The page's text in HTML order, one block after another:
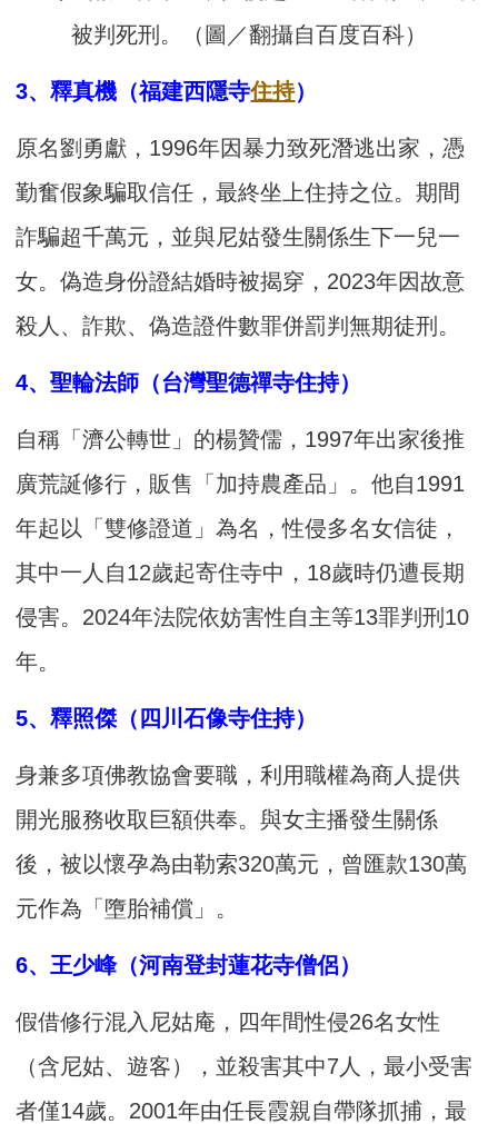
被判死刑。（圖／翻攝自百度百科）
3、釋真機（福建西隱寺住持）
原名劉勇獻，1996年因暴力致死潛逃出家，憑
勤奮假象騙取信任，最終坐上住持之位。期間
詐騙超千萬元，並與尼姑發生關係生下一兒一
女。偽造身份證結婚時被揭穿，2023年因故意
殺人、詐欺、偽造證件數罪併罰判無期徒刑。
4、聖輪法師（台灣聖德禪寺住持）
自稱「濟公轉世」的楊贊儒，1997年出家後推
廣荒誕修行，販售「加持農產品」。他自1991
年起以「雙修證道」為名，性侵多名女信徒，
其中一人自12歲起寄住寺中，18歲時仍遭長期
侵害。2024年法院依妨害性自主等13罪判刑10
年。
5、釋照傑（四川石像寺住持）
身兼多項佛教協會要職，利用職權為商人提供
開光服務收取巨額供奉。與女主播發生關係
後，被以懷孕為由勒索320萬元，曾匯款130萬
元作為「墮胎補償」。
6、王少峰（河南登封蓮花寺僧侶）
假借修行混入尼姑庵，四年間性侵26名女性
（含尼姑、遊客），並殺害其中7人，最小受害
者僅14歲。2001年由任長霞親自帶隊抓捕，最